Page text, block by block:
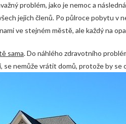
problém, jako je nemoc a
jejich členů. Po půlroce pobytu v
ve stejném městě, ale každý na
sama. Do náhlého zdravotního
nemůže vrátit domů, protože by se